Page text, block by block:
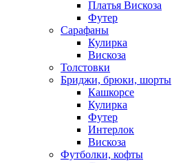
Платья Вискоза
Футер
Сарафаны
Кулирка
Вискоза
Толстовки
Бриджи, брюки, шорты
Кашкорсе
Кулирка
Футер
Интерлок
Вискоза
Футболки, кофты